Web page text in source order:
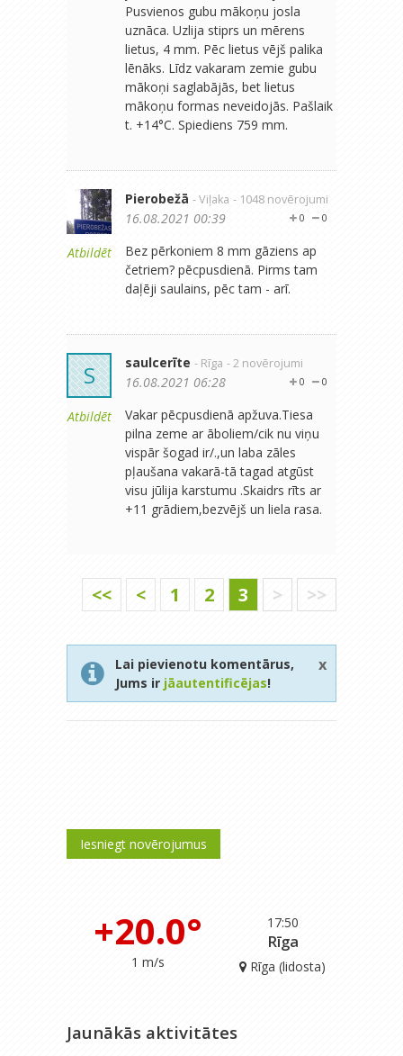
Pusvienos gubu mākoņu josla
uznāca. Uzlija stiprs un mērens
lietus, 4 mm. Pēc lietus vējš palika
lēnāks. Līdz vakaram zemie gubu
mākoņi saglabājās, bet lietus
mākoņu formas neveidojās. Pašlaik
t. +14°C. Spiediens 759 mm.
Atbildēt
Pierobežā - Viļaka - 1048 novērojumi
0
0
16.08.2021 00:39
Bez pērkoniem 8 mm gāziens ap
četriem? pēcpusdienā. Pirms tam
daļēji saulains, pēc tam - arī.
S
Atbildēt
saulcerīte - Rīga - 2 novērojumi
0
0
16.08.2021 06:28
Vakar pēcpusdienā apžuva.Tiesa
pilna zeme ar āboliem/cik nu viņu
vispār šogad ir/.,un laba zāles
pļaušana vakarā-tā tagad atgūst
visu jūlija karstumu .Skaidrs rīts ar
+11 grādiem,bezvējš un liela rasa.
<< < 1 2 3 > >>
Lai pievienotu komentārus,
Jums ir jāautentificējas!
x
Iesniegt novērojumus
17:50
+20.0°
1 m/s
Rīga
Rīga (lidosta)
Jaunākās aktivitātes